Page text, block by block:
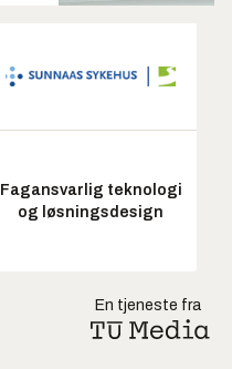
Fagansvarlig teknologi
og løsningsdesign
En tjeneste fra